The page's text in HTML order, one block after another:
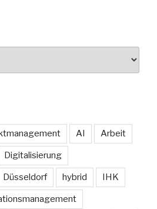
AI Arbeit
Digitalisierung
Düsseldorf hybrid IHK